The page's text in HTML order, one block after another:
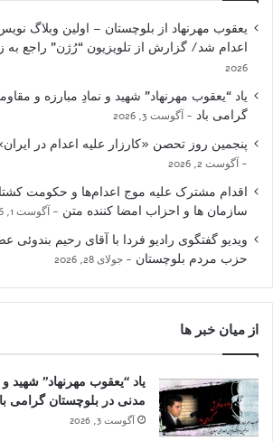
یعقوب مهرنهاد از بلوچستان – اولین وبلاگ
اعدام شد/ گزارش از تلویزیون “رُژن” راجع به
2026
یاد “یعقوب مهرنهاد” شهید و نمادِ مبارزه و
گرامی باد
آگوست 3, 2026
پنجمین روز تحصن «کارزار علیه اعدام در
آگوست 2, 2026
اقدام مشترک علیه موج اعدام‌ها و حکومت
سازمان ها و احزاب امضا کننده متن
آگوست 1, 2026
ویدیو گفتگوی رادیو فردا با آقای رحیم
حزب مردم بلوچستان
جولای 28, 2026
از میان خبر ها
یاد “یعقوب مهرنهاد” شهید
مدنی در بلوچستان گرامی
آگوست 3, 2026